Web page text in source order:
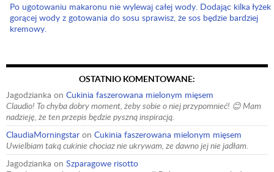
Po ugotowaniu makaronu nie wylewaj całej wody. Dodając kilka łyżek
gorącej wody z gotowania do sosu sprawisz, że sos będzie bardziej
kremowy.
OSTATNIO KOMENTOWANE:
Jagodzianka on Cukinia faszerowana mielonym mięsem
Claudio! To chyba dobry moment, żeby sobie o niej przypomnieć! 😊 Mam
nadzieję, że ten przepis będzie pyszną inspiracją.
ClaudiaMorningstar on Cukinia faszerowana mielonym mięsem
Uwielbiam taką cukinie chociaz nie ukrywam, ze dawno jej nie jadłam.
Jagodzianka on Szparagowe risotto